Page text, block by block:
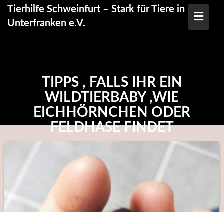
Skip
content
Tierhilfe Schweinfurt – Stark für Tiere in
Unterfranken e.V.
TIPPS , FALLS IHR EIN
WILDTIERBABY ,WIE
EICHHÖRNCHEN ODER
FELDHASE FINDET